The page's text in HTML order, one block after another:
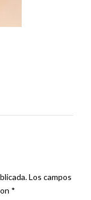
Los campos
*